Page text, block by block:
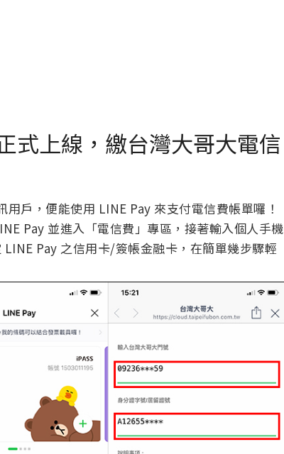
式上線，繳台灣大哥大電信
戶，便能使用 LINE Pay 來支付電信費帳單囉！
Pay 並進入「電信費」專區，接著輸入個人手機
Pay 之信用卡/簽帳金融卡，在簡單幾步驟輕